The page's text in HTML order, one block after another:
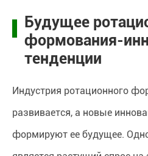
Будущее
формования-
тенденции
Индустрия ротационного
развивается, а новые
формируют ее будущее.